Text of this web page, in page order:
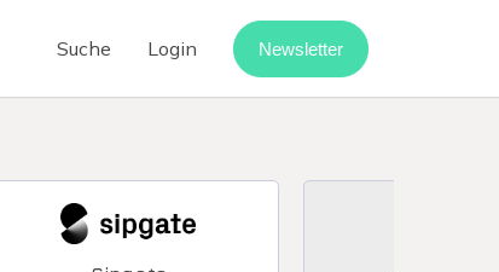
Suche Login Newsletter
Vermietung digitalisieren
Webinar-Software